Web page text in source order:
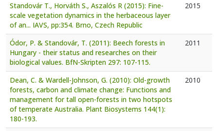
Standovár T., Horváth S., Aszalós R (2015): Fine-
scale vegetation dynamics in the herbaceous layer
of an... IAVS, pp:354. Brno, Czech Republic
2015
Ódor, P. & Standovár, T. (2011): Beech forests in
Hungary - their status and researches on their
biological values. BfN-Skripten 297: 107-115.
2011
Dean, C. & Wardell-Johnson, G. (2010): Old-growth
forests, carbon and climate change: Functions and
management for tall open-forests in two hotspots
of temperate Australia. Plant Biosystems 144(1):
180-193.
2010